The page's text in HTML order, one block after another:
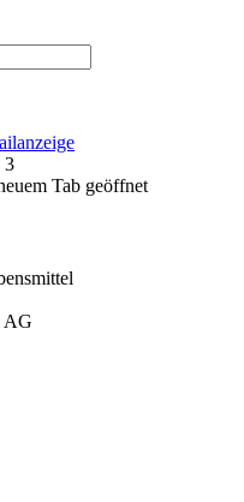
3
Tab geöffnet
AG